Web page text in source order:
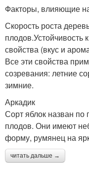
Факторы, влияющие
Скорость роста
плодов.Устойчивость
свойства (вкус и
Все эти свойства
созревания: летние
зимние.
Аркадик
Сорт яблок назван
плодов. Они имеют
форму, румянец на
читать дальше →